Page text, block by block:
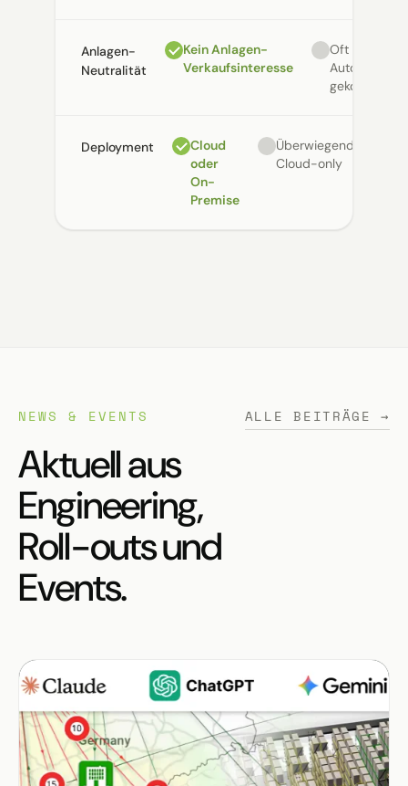
Anlagen-
Neutralität
Kein Anlagen-
Verkaufsinteresse
Oft an
gekoppelt
Deployment
Cloud
oder
On-
Premise
Überwiegend
Cloud-only
NEWS & EVENTS
Aktuell aus
Engineering,
Roll-outs und
Events.
ALLE BEITRÄGE →